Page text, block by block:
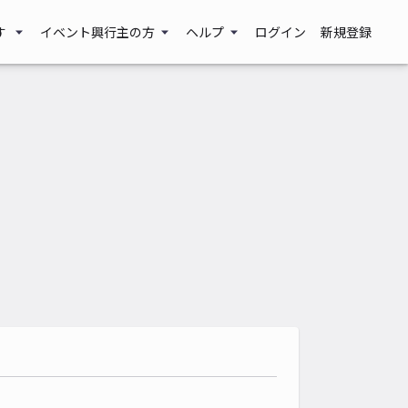
イベント興行主の方 ヘルプ ログイン 新規登録